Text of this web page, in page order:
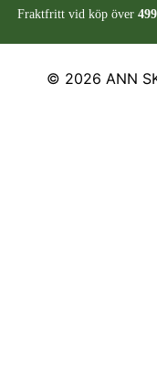
Fraktfritt vid köp över
© 2026 ANN